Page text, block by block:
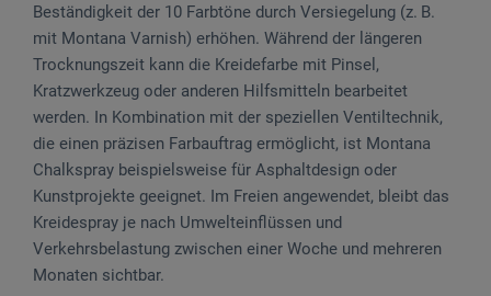
Beständigkeit der 10 Farbtöne durch Versiegelung (z. B.
mit Montana Varnish) erhöhen. Während der längeren
Trocknungszeit kann die Kreidefarbe mit Pinsel,
Kratzwerkzeug oder anderen Hilfsmitteln bearbeitet
werden. In Kombination mit der speziellen Ventiltechnik,
die einen präzisen Farbauftrag ermöglicht, ist Montana
Chalkspray beispielsweise für Asphaltdesign oder
Kunstprojekte geeignet. Im Freien angewendet, bleibt das
Kreidespray je nach Umwelteinflüssen und
Verkehrsbelastung zwischen einer Woche und mehreren
Monaten sichtbar.